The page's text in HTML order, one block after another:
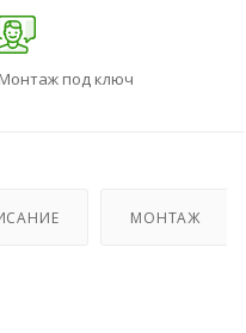
Монтаж под ключ
МОНТАЖ